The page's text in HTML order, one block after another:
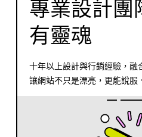
專業設計團
有靈魂
十年以上設計與行銷經驗，融
讓網站不只是漂亮，更能說服